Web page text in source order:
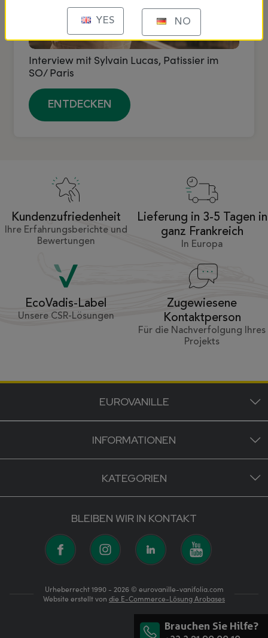
Interview mit Sylvain Lucas, Patissier im
SO/ Paris
ENTDECKEN
Kundenzufriedenheit
Ihre Erfahrungsberichte und
Bewertungen
Lieferung in 3-5 Tagen in
ganz Frankreich
In Europa
EcoVadis-Label
Unsere CSR-Lösungen
Zugewiesene
Kontaktperson
Für die Nachverfolgung Ihres
Projekts
EUROVANILLE
INFORMATIONEN
KATEGORIEN
BLEIBEN WIR IN KONTAKT
Urheberrecht 1990 - 2026 © eurovanille-vanifolia.com
Website erstellt von die E-Commerce-Lösung Arobases
Brauchen Sie Hilfe?
YES NO